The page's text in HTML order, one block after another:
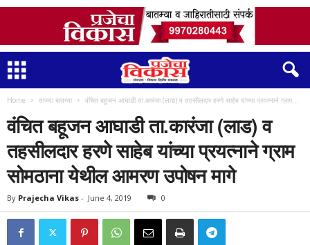
Home ताज्या बातम्या वंचित बहूजन आघाडी ता.कारंजा (लाड) व तहसीलदार हरणे साहेब यांच्या प्रयत्नाने ग्राम...
वंचित बहूजन आघाडी ता.कारंजा (लाड) व
तहसीलदार हरणे साहेब यांच्या प्रयत्नाने ग्राम
सोमठाना येथील आमरण उपोषन मागे
By Prajecha Vikas - June 4, 2019 0